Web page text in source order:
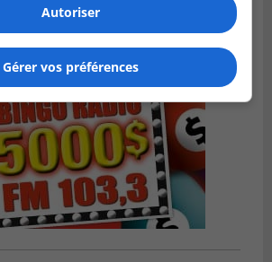
Autoriser
Gérer vos préférences